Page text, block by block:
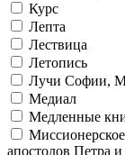
Курс
Лепта
Лествица
Летопись
Лучи Софии,
Медиал
Медленные
апостолов Петра